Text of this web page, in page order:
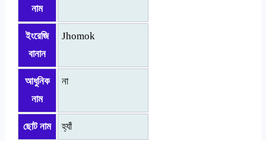
নাম
ইংরেজি
বানান
Jhomok
আধুনিক
নাম
না
ছোট নাম হ্যাঁ